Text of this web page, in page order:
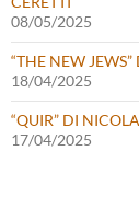
08/05/2025
“THE NEW
18/04/2025
“QUIR” DI
17/04/2025